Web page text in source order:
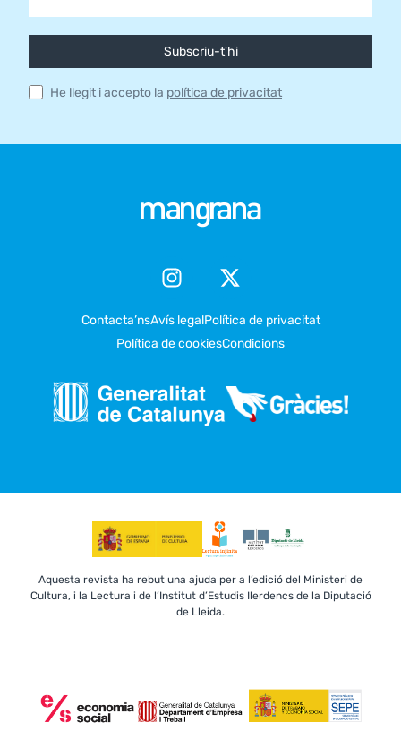
Subscriu-t'hi
He llegit i accepto la política de privacitat
Contacta’nsAvís legalPolítica de privacitat
Política de cookiesCondicions
Aquesta revista ha rebut una ajuda per a l’edició del Ministeri de
Cultura, i la Lectura i de l’Institut d’Estudis Ilerdencs de la Diputació
de Lleida.